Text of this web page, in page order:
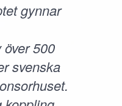
gynnar
500
svenska